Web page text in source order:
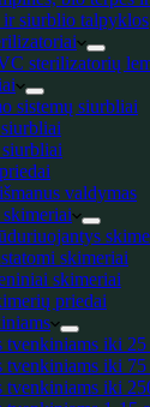
ir siurblio talpyklos
sterilizatorių
sistemų siurbliai
valdymas
skimeriai
skimeriai
skimeriai
priedai
tvenkiniams iki 25
tvenkiniams iki 75
tvenkiniams iki